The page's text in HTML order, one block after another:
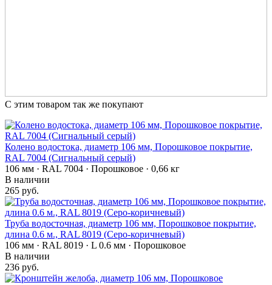
С этим товаром так же покупают
Колено водостока, диаметр 106 мм, Порошковое покрытие,
RAL 7004 (Сигнальный серый)
106 мм · RAL 7004 · Порошковое · 0,66 кг
В наличии
265 руб.
Труба водосточная, диаметр 106 мм, Порошковое покрытие,
длина 0.6 м., RAL 8019 (Серо-коричневый)
106 мм · RAL 8019 · L 0.6 мм · Порошковое
В наличии
236 руб.